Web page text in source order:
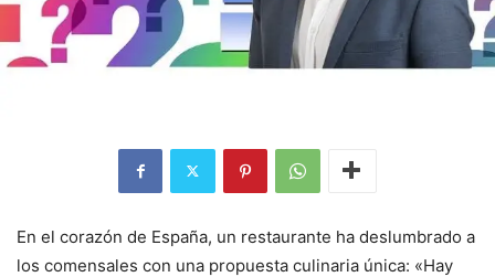
En el corazón de España, un restaurante ha deslumbrado a
los comensales con una propuesta culinaria única: «Hay